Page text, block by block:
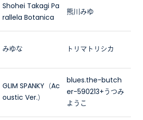
Shohei Takagi Pa
rallela Botanica
熊川みゆ
みゆな トリマトリシカ
GLIM SPANKY（Ac
oustic Ver.）
blues.the-butch
er-590213+うつみ
ようこ